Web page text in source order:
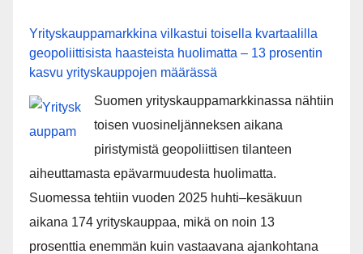
Yrityskauppamarkkina vilkastui toisella kvartaalilla
geopoliittisista haasteista huolimatta – 13 prosentin
kasvu yrityskauppojen määrässä
Suomen yrityskauppamarkkinassa nähtiin
toisen vuosineljänneksen aikana
piristymistä geopoliittisen tilanteen
aiheuttamasta epävarmuudesta huolimatta.
Suomessa tehtiin vuoden 2025 huhti–kesäkuun
aikana 174 yrityskauppaa, mikä on noin 13
prosenttia enemmän kuin vastaavana ajankohtana